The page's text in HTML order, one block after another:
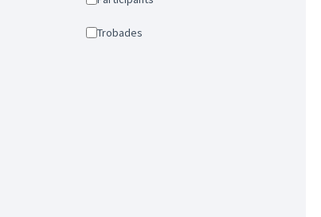
Trobades